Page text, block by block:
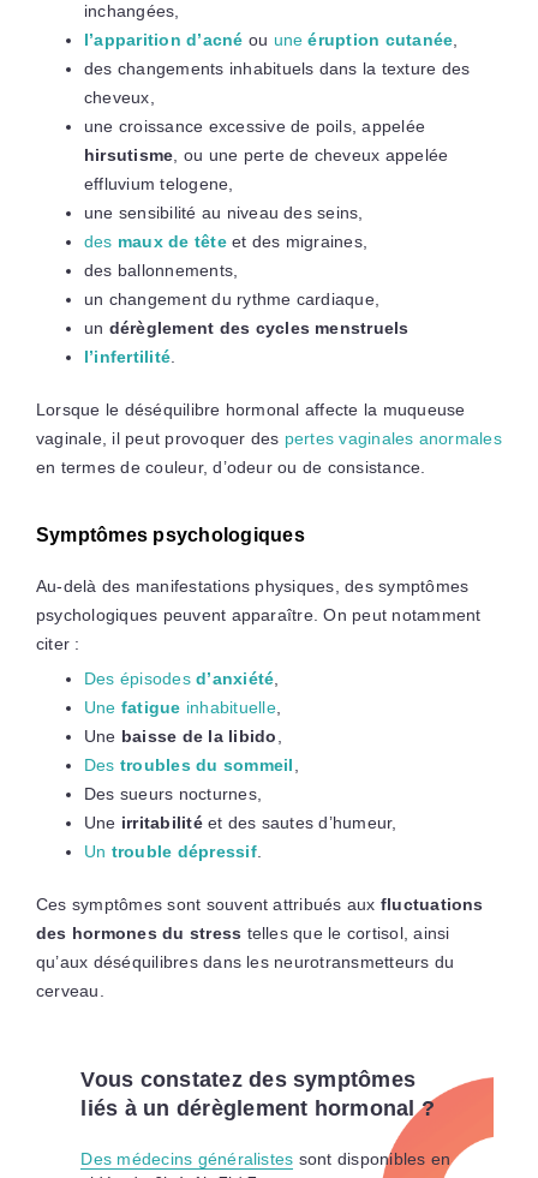
inchangées,
l’apparition d’acné ou uneéruption cutanée
des changements inhabituels dans la texture des
cheveux,
une croissance excessive de poils, appelée
hirsutisme , ou une perte de cheveux appelée
effluvium telogene,
une sensibilité au niveau des seins,
des maux de têteet des migraines,
des ballonnements,
un changement du rythme cardiaque,
un dérèglement des cycles menstruels
l’infertilité
Lorsque le déséquilibre hormonal affecte la muqueuse
vaginale, il peut provoquer des pertes vaginales anormales
en termes de couleur, d’odeur ou de consistance.
Symptômes psychologiques
Au-delà des manifestations physiques, des symptômes
psychologiques peuvent apparaître. On peut notamment
citer :
Des épisodesd’anxiété
Une fatigue inhabituelle,
Une baisse de la libido
Des troubles du sommeil
Des sueurs nocturnes,
Une irritabilitéet des sautes d’humeur,
Un trouble dépressif.
Ces symptômes sont souvent attribués aux fluctuations
des hormones du stress telles que le cortisol, ainsi
qu’aux déséquilibres dans les neurotransmetteurs du
cerveau.
Vous constatez des symptômes
liés à un dérèglement hormonal ?
Des médecins généralistes sont disponibles en